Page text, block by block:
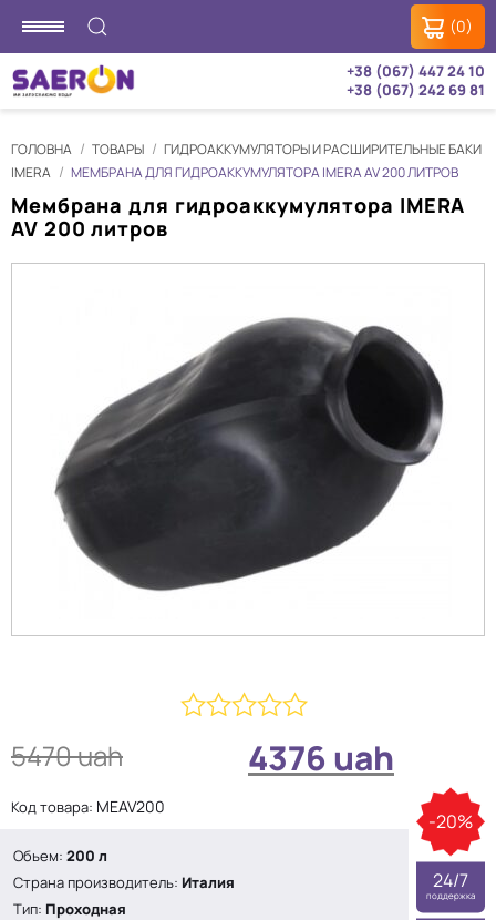
(0)
+38 (067) 447 24 10
+38 (067) 242 69 81
ГОЛОВНА ТОВАРЫ
ГИДРОАККУМУЛЯТОРЫ И РАСШИРИТЕЛЬНЫЕ БАКИ
IMERA
МЕМБРАНА ДЛЯ ГИДРОАККУМУЛЯТОРА IMERA AV 200 ЛИТРОВ
Мембрана для гидроаккумулятора IMERA
AV 200 литров
5470uah 4376uah
Код товара: MEAV200
Обьем: 200 л
Страна производитель: Италия
Тип: Проходная
-20%
24/7
поддержка